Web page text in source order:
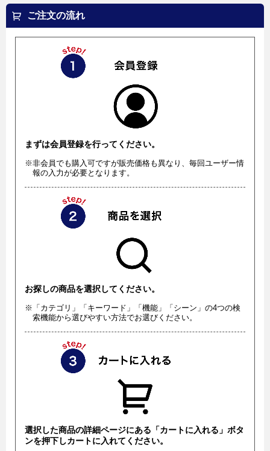
ご注文の流れ
まずは会員登録を行ってください。
※非会員でも購入可ですが販売価格も異なり、毎回ユーザー情
報の入力が必要となります。
お探しの商品を選択してください。
※「カテゴリ」「キーワード」「機能」「シーン」の4つの検
索機能から選びやすい方法でお選びください。
選択した商品の詳細ページにある「カートに入れる」ボタ
ンを押下しカートに入れてください。